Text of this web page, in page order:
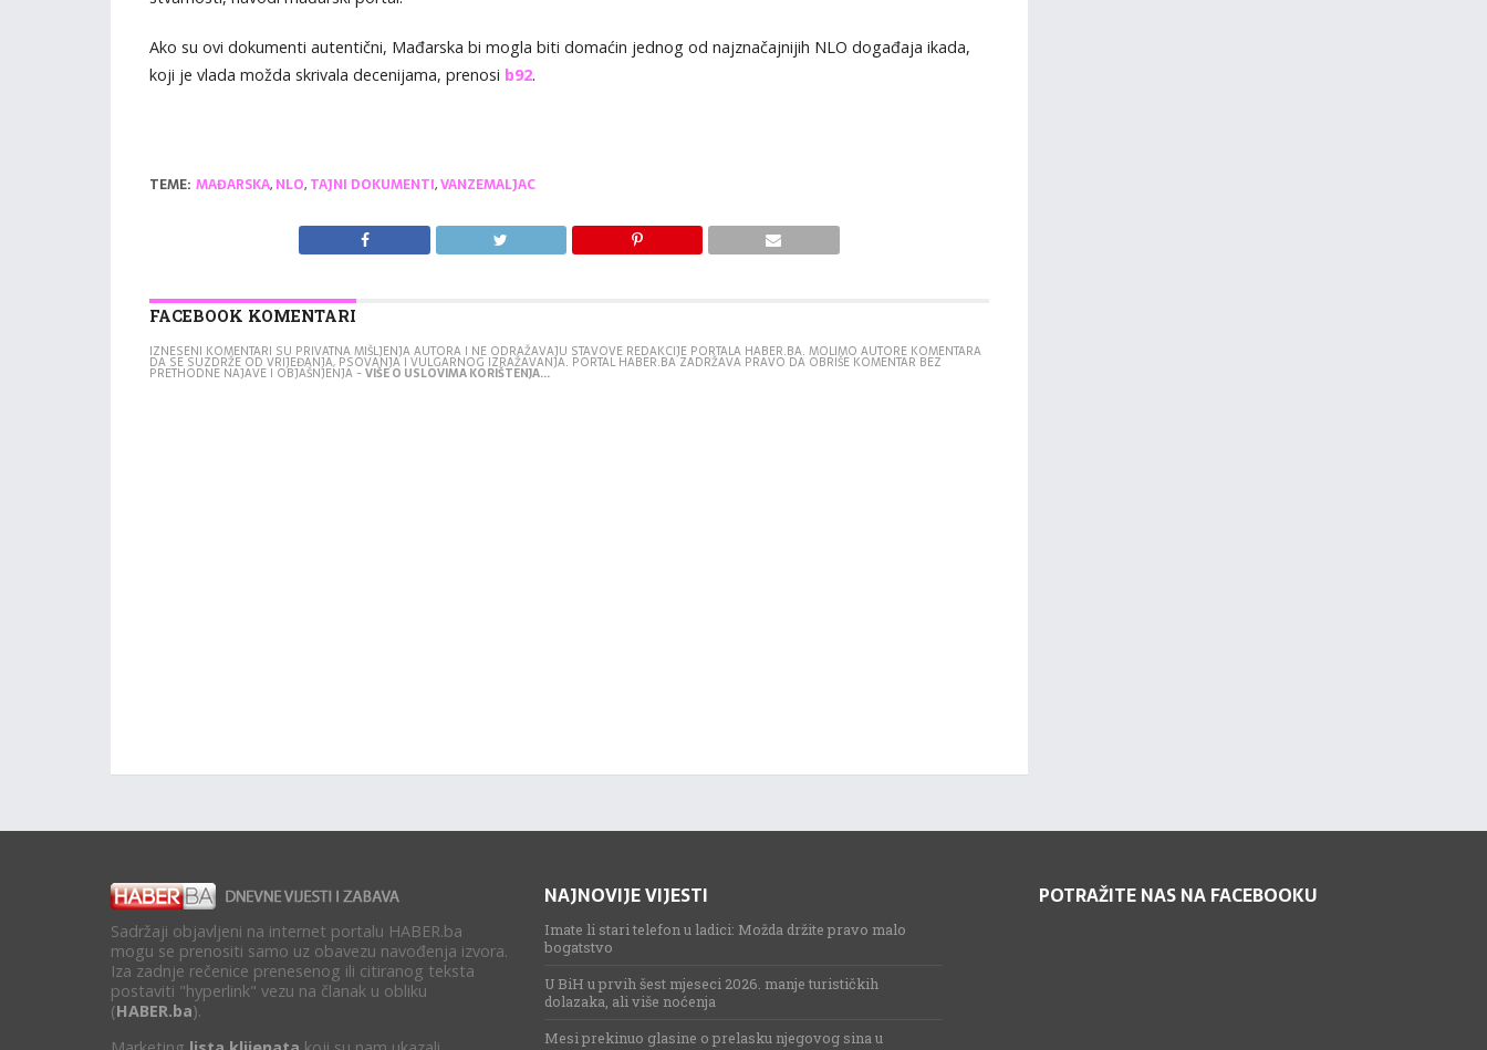
Ako su ovi dokumenti autentični, Mađarska bi mogla biti domaćin jednog od najznačajnijih NLO događaja ikada,
koji je vlada možda skrivala decenijama, prenosi b92.
TEME: MAĐARSKA, NLO, TAJNI DOKUMENTI,VANZEMALJAC
FACEBOOK KOMENTARI
IZNESENI KOMENTARI SU PRIVATNA MIŠLJENJA AUTORA I NE ODRAŽAVAJU STAVOVE REDAKCIJE PORTALA HABER.BA. MOLIMO AUTORE KOMENTARA
DA SE SUZDRŽE OD VRIJEĐANJA, PSOVANJA I VULGARNOG IZRAŽAVANJA. PORTAL HABER.BA ZADRŽAVA PRAVO DA OBRIŠE KOMENTAR BEZ
PRETHODNE NAJAVE I OBJAŠNJENJA -VIŠE O USLOVIMA KORIŠTENJA...
Sadržaji objavljeni na internet portalu HABER.ba
mogu se prenositi samo uz obavezu navođenja izvora.
Iza zadnje rečenice prenesenog ili citiranog teksta
postaviti "hyperlink" vezu na članak u obliku
(HABER.ba).
NAJNOVIJE VIJESTI
Imate li stari telefon u ladici: Možda držite pravo malo
bogatstvo
U BiH u prvih šest mjeseci 2026. manje turističkih
dolazaka, ali više noćenja
Mesi prekinuo glasine o prelasku njegovog sina u
POTRAŽITE NAS NA FACEBOOKU